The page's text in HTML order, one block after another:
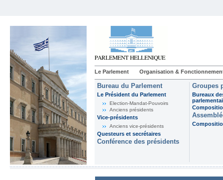
Le Parlement Organisation &
Bureau du Parlement
Le Président du Parlement
Election-Mandat-Pouvoirs
Anciens présidents
Vice-présidents
Anciens vice-présidents
Questeurs et secrétaires
Conférence des présidents
Groupes
Bureaux